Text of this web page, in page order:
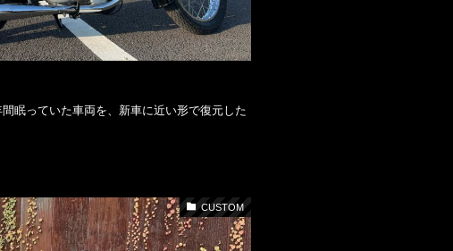
眠っていた車両を、新車に近い形で復元した
CUSTOM